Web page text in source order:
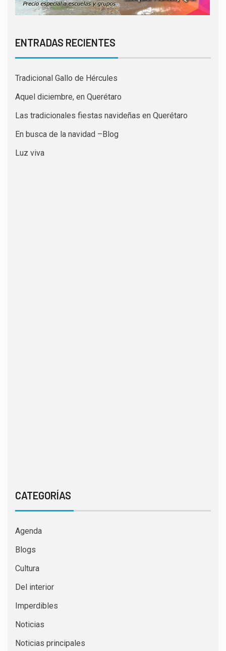
ENTRADAS RECIENTES
Tradicional Gallo de Hércules
Aquel diciembre, en Querétaro
Las tradicionales fiestas navideñas en Querétaro
En busca de la navidad –Blog
Luz viva
CATEGORÍAS
Agenda
Blogs
Cultura
Del interior
Imperdibles
Noticias
Noticias principales